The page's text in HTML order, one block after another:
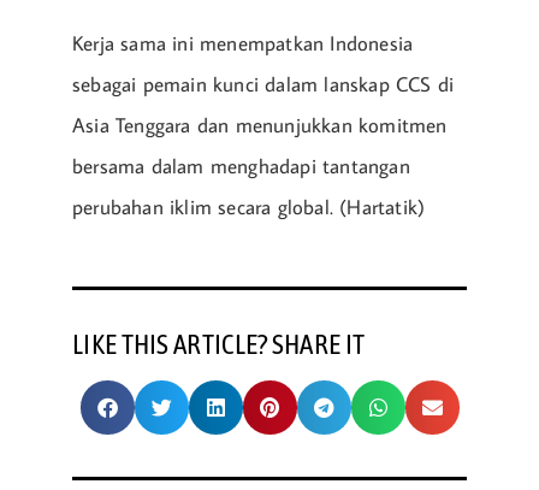
Kerja sama ini menempatkan Indonesia
sebagai pemain kunci dalam lanskap CCS di
Asia Tenggara dan menunjukkan komitmen
bersama dalam menghadapi tantangan
perubahan iklim secara global. (Hartatik)
LIKE THIS ARTICLE? SHARE IT